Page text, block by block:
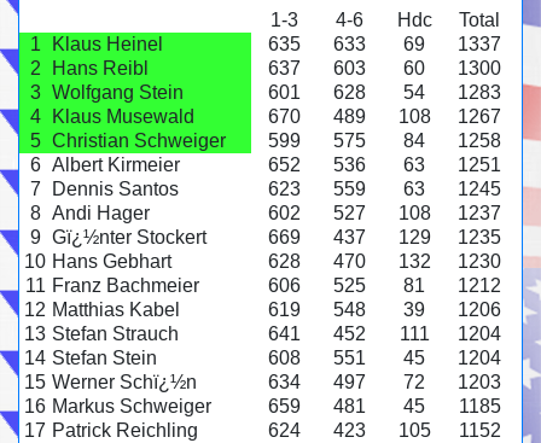
1-3 4-6 Hdc
Total
1
Klaus Heinel 635 633 69
1337
2
Hans Reibl 637 603 60
1300
3 Wolfgang Stein 601 628 54
1283
4
Klaus Musewald 670 489 108
1267
5 Christian Schweiger 599 575 84
1258
6 Albert Kirmeier 652 536 63
1251
7
Dennis Santos 623 559 63
1245
8 Andi Hager 602 527 108
1237
9 Gï¿½nter Stockert 669 437 129
1235
10 Hans Gebhart 628 470 132
1230
11 Franz Bachmeier 606 525 81
1212
12 Matthias Kabel 619 548 39
1206
13 Stefan Strauch 641 452 111
1204
14 Stefan Stein 608 551 45
1204
15 Werner Schï¿½n 634 497 72
1203
16 Markus Schweiger 659 481 45
1185
17 Patrick Reichling 624 423 105
1152